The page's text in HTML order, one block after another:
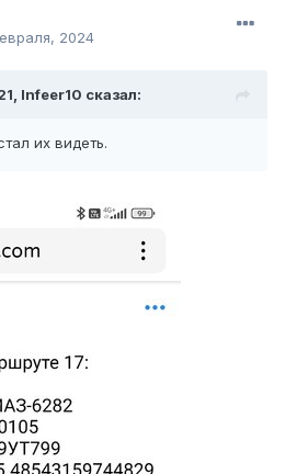
2024
Infeer10 сказал:
их видеть.